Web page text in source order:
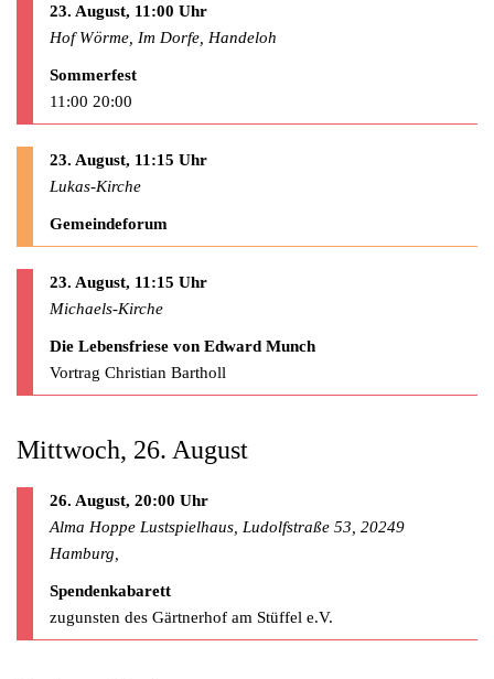
23. August, 11:00 Uhr
Hof Wörme, Im Dorfe, Handeloh
Sommerfest
11:00 20:00
23. August, 11:15 Uhr
Lukas-Kirche
Gemeindeforum
23. August, 11:15 Uhr
Michaels-Kirche
Die Lebensfriese von Edward Munch
Vortrag Christian Bartholl
Mittwoch, 26. August
26. August, 20:00 Uhr
Alma Hoppe Lustspielhaus, Ludolfstraße 53, 20249
Hamburg,
Spendenkabarett
zugunsten des Gärtnerhof am Stüffel e.V.